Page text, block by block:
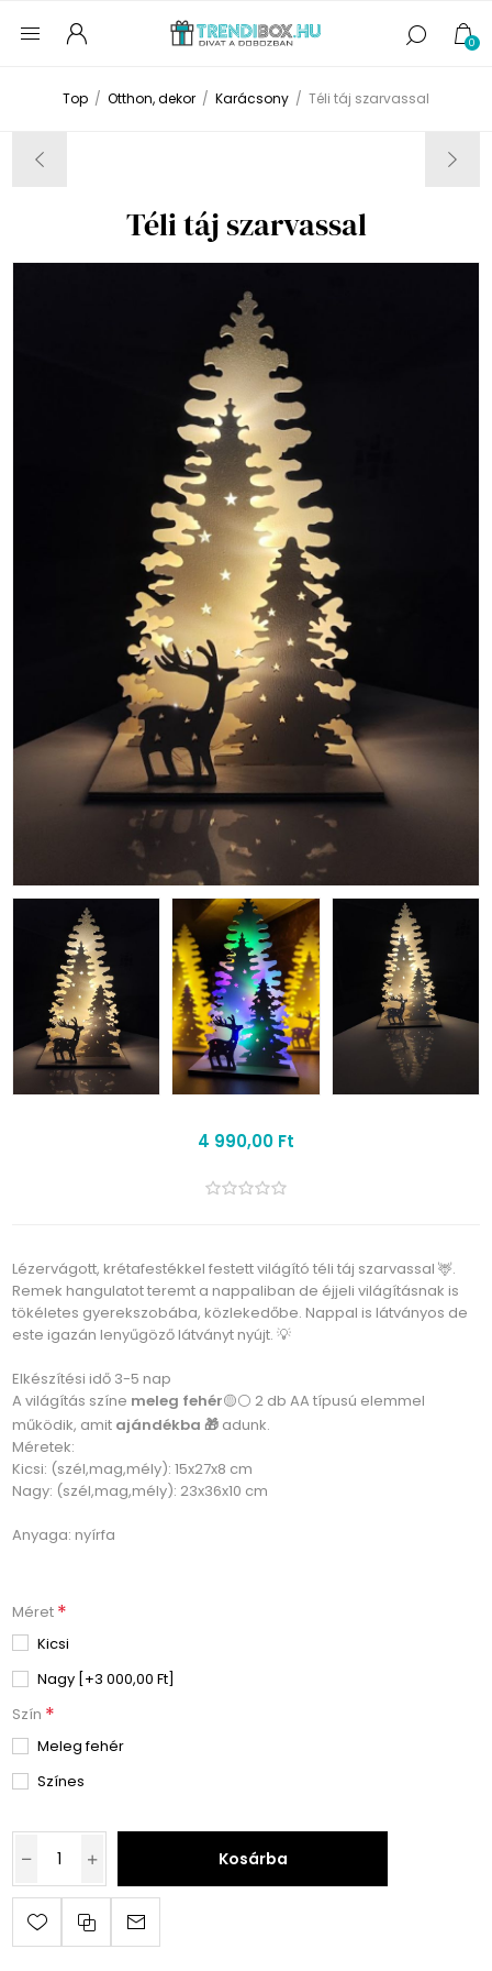
0
Top / Otthon, dekor / Karácsony / Téli táj szarvassal
Téli táj szarvassal
4 990,00 Ft
Lézervágott, krétafestékkel festett világító téli táj szarvassal 🦌.
Remek hangulatot teremt a nappaliban de éjjeli világításnak is
tökéletes gyerekszobába, közlekedőbe. Nappal is látványos de
este igazán lenyűgöző látványt nyújt. 💡
Elkészítési idő 3-5 nap
A világítás színe meleg fehér🟡⚪ 2 db AA típusú elemmel
működik, amit ajándékba 🎁 adunk.
Méretek:
Kicsi: (szél,mag,mély): 15x27x8 cm
Nagy: (szél,mag,mély): 23x36x10 cm
Anyaga: nyírfa
Méret *
Kicsi
Nagy [+3 000,00 Ft]
Szín *
Meleg fehér
Színes
Kosárba